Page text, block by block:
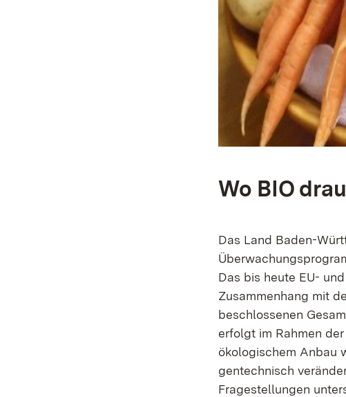
Wo BIO
Das Land Baden-
Das bis heute EU-
Zusammenhang mit
beschlossenen
erfolgt im Rahmen
ökologischem Anbau
gentechnisch
Fragestellungen